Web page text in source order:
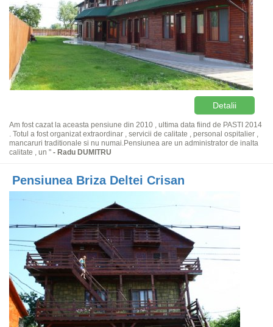
Detalii
Am fost cazat la aceasta pensiune din 2010 , ultima data fiind de PASTI 2014
. Totul a fost organizat extraordinar , servicii de calitate , personal ospitalier ,
mancaruri traditionale si nu numai.Pensiunea are un administrator de inalta
calitate , un " - Radu DUMITRU
Pensiunea Briza Deltei Crisan